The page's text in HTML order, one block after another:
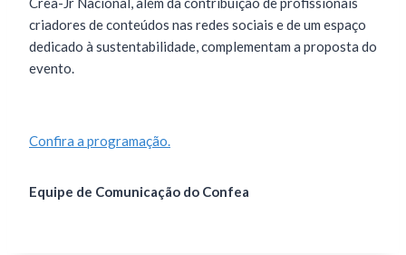
criadores de conteúdos nas redes sociais e de um espaço
dedicado à sustentabilidade, complementam a proposta do
evento.
Confira a programação.
Equipe de Comunicação do Confea